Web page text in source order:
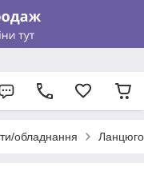
обладнання